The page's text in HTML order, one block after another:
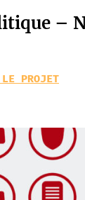
–
PROJET